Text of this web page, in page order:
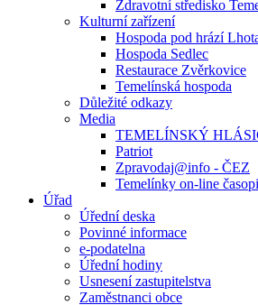
Zdravotní středisko
Kulturní zařízení
Hospoda pod hrází
Hospoda Sedlec
Restaurace Zvěrkovice
Temelínská hospoda
Důležité odkazy
Media
TEMELÍNSKÝ
Patriot
Zpravodaj@info - ČEZ
Temelínky on-line
Úřad
Úřední deska
Povinné informace
e-podatelna
Úřední hodiny
Usnesení zastupitelstva
Zaměstnanci obce